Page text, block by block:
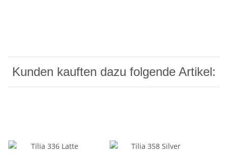
Kunden kauften dazu folgende Artikel: